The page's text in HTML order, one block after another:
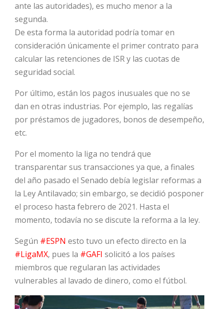
ante las autoridades), es mucho menor a la
segunda.
De esta forma la autoridad podría tomar en
consideración únicamente el primer contrato para
calcular las retenciones de ISR y las cuotas de
seguridad social.
Por último, están los pagos inusuales que no se
dan en otras industrias. Por ejemplo, las regalías
por préstamos de jugadores, bonos de desempeño,
etc.
Por el momento la liga no tendrá que
transparentar sus transacciones ya que, a finales
del año pasado el Senado debía legislar reformas a
la Ley Antilavado; sin embargo, se decidió posponer
el proceso hasta febrero de 2021. Hasta el
momento, todavía no se discute la reforma a la ley.
Según #ESPN esto tuvo un efecto directo en la
#LigaMX, pues la #GAFI solicitó a los países
miembros que regularan las actividades
vulnerables al lavado de dinero, como el fútbol.